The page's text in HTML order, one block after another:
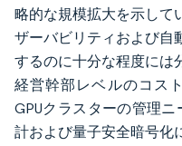
略的な規模拡大を示して
ザーバビリティおよび自
するのに十分な程度には
経営幹部レベルのコス
GPUクラスターの管理
計および量子安全暗号化